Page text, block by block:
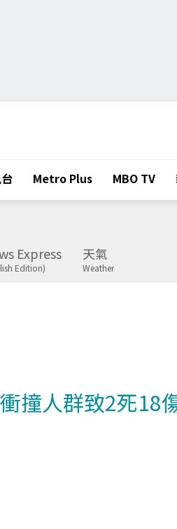
Metro Plus MBO TV
Express
Edition)
天氣
Weather
撞人群致2死18